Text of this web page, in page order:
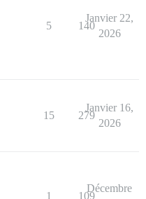
5 140
Janvier 22,
2026
15 279
Janvier 16,
2026
1 109
Décembre